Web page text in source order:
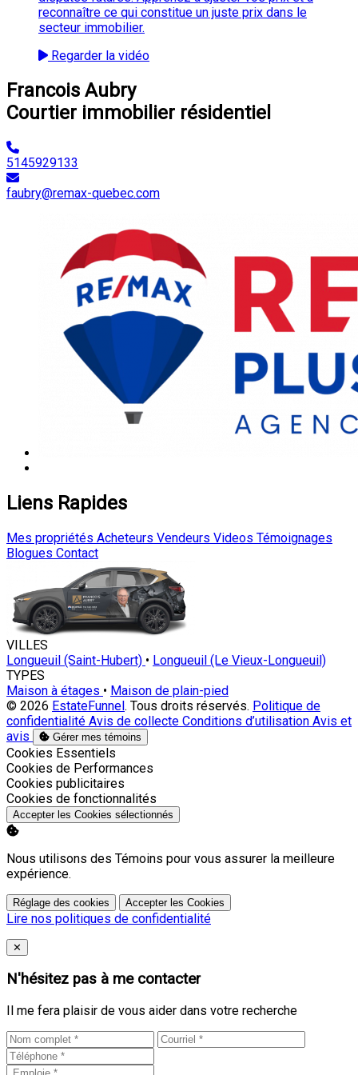
reconnaître ce qui constitue un juste prix dans le
secteur immobilier.
Regarder la vidéo
Francois Aubry
Courtier immobilier résidentiel
5145929133
faubry@remax-quebec.com
Liens Rapides
Mes propriétés Acheteurs Vendeurs Videos Témoignages
Blogues Contact
VILLES
Longueuil (Saint-Hubert) • Longueuil (Le Vieux-Longueuil)
TYPES
Maison à étages • Maison de plain-pied
© 2026 EstateFunnel. Tous droits réservés. Politique de
confidentialité Avis de collecte Conditions d’utilisation Avis et
avis
Gérer mes témoins
Activer
Cookies Essentiels
Activer
Cookies de Performances
Activer
Cookies publicitaires
Activer
Cookies de fonctionnalités
Accepter les Cookies sélectionnés
Nous utilisons des Témoins pour vous assurer la meilleure
expérience.
Réglage des cookies Accepter les Cookies
Lire nos politiques de confidentialité
Close
✕
N'hésitez pas à me contacter
Il me fera plaisir de vous aider dans votre recherche